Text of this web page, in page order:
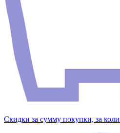
Скидки за сумму покупки, за